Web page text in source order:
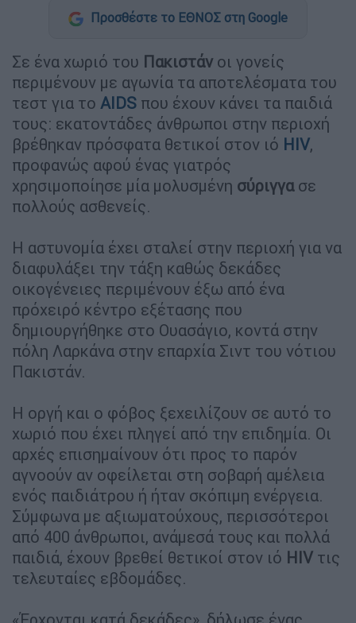
Προσθέστε το ΕΘΝΟΣ στη Google
Σε ένα χωριό του Πακιστάν οι γονείς
περιμένουν με αγωνία τα αποτελέσματα του
τεστ για το AIDS που έχουν κάνει τα παιδιά
τους: εκατοντάδες άνθρωποι στην περιοχή
βρέθηκαν πρόσφατα θετικοί στον ιό HIV,
προφανώς αφού ένας γιατρός
χρησιμοποίησε μία μολυσμένη σύριγγασε
πολλούς ασθενείς.
Η αστυνομία έχει σταλεί στην περιοχή για να
διαφυλάξει την τάξη καθώς δεκάδες
οικογένειες περιμένουν έξω από ένα
πρόχειρό κέντρο εξέτασης που
δημιουργήθηκε στο Ουασάγιο, κοντά στην
πόλη Λαρκάνα στην επαρχία Σιντ του νότιου
Πακιστάν.
Η οργή και ο φόβος ξεχειλίζουν σε αυτό το
χωριό που έχει πληγεί από την επιδημία. Οι
αρχές επισημαίνουν ότι προς το παρόν
αγνοούν αν οφείλεται στη σοβαρή αμέλεια
ενός παιδιάτρου ή ήταν σκόπιμη ενέργεια.
Σύμφωνα με αξιωματούχους, περισσότεροι
από 400 άνθρωποι, ανάμεσά τους και πολλά
παιδιά, έχουν βρεθεί θετικοί στον ιό HIV τις
τελευταίες εβδομάδες.